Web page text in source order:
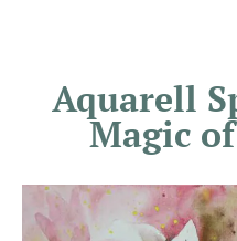
Aquarell
Magic